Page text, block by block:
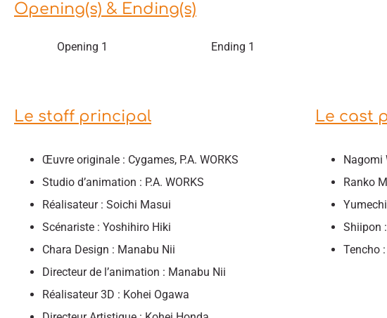
Opening(s) & Ending(s)
Opening 1 Ending 1
Le staff principal
Œuvre originale : Cygames, P.A. WORKS
Studio d’animation : P.A. WORKS
Réalisateur : Soichi Masui
Scénariste : Yoshihiro Hiki
Chara Design : Manabu Nii
Directeur de l’animation : Manabu Nii
Réalisateur 3D : Kohei Ogawa
Le cast
Nagomi
Ranko
Shiipon
Tencho